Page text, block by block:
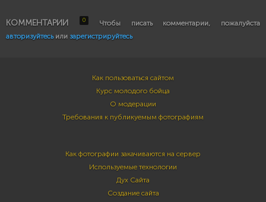
КОММЕНТАРИИ 0
Чтобы писать комментарии, пожалуйста
авторизуйтесьили зарегистрируйтесь
Как пользоваться сайтом
Курс молодого бойца
О модерации
Требования к публикуемым фотографиям
Как фотографии закачиваются на сервер
Используемые технологии
Дух Сайта
Создание сайта